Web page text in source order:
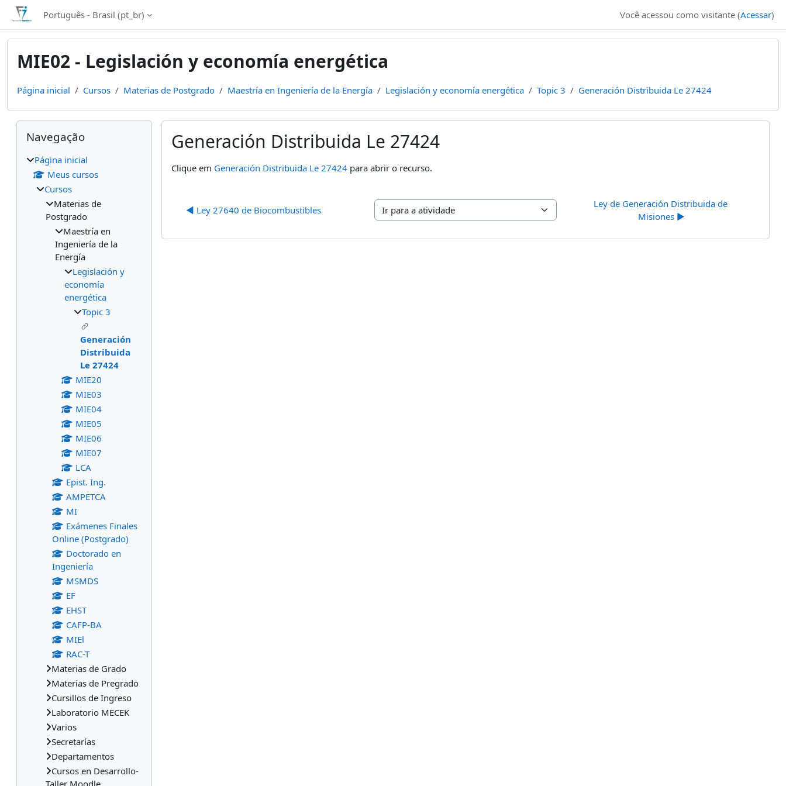
Ir para o conteúdo principal
Português - Brasil ‎(pt_br)‎ Você acessou como visitante (Acessar)
MIE02 - Legislación y economía energética
Página inicial Cursos Materias de Postgrado Maestría en Ingeniería de la Energía Legislación y economía energética Topic 3 Generación Distribuida Le 27424
Generación Distribuida Le 27424
Condições de conclusão
Clique em Generación Distribuida Le 27424 para abrir o recurso.
◀︎ Ley 27640 de Biocombustibles Ir para a atividade
Ley de Generación Distribuida de
Misiones ▶︎
Blocos
Pular Navegação
Navegação
Página inicial
Meus cursos
Cursos
Materias de
Postgrado
Maestría en
Ingeniería de la
Energía
Legislación y
economía
energética
Topic 3
Generación
Distribuida
Le 27424
MIE20
MIE03
MIE04
MIE05
MIE06
MIE07
LCA
Epist. Ing.
AMPETCA
MI
Exámenes Finales
Online (Postgrado)
Doctorado en
Ingeniería
MSMDS
EF
EHST
CAFP-BA
MIEl
RAC-T
Materias de Grado
Materias de Pregrado
Cursillos de Ingreso
Laboratorio MECEK
Varios
Secretarías
Departamentos
Cursos en Desarrollo-
Taller Moodle